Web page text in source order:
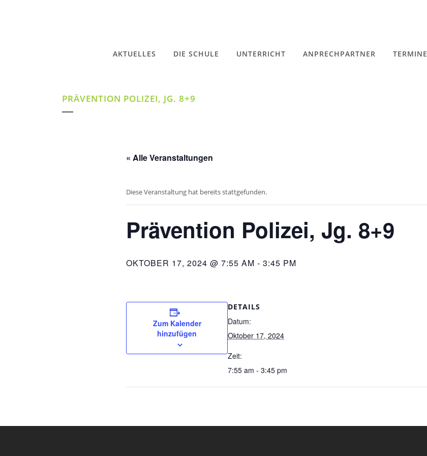
AKTUELLES DIE SCHULE UNTERRICHT ANPRECHPARTNER TERMINE
PRÄVENTION POLIZEI, JG. 8+9
« Alle Veranstaltungen
Diese Veranstaltung hat bereits stattgefunden.
Prävention Polizei, Jg. 8+9
OKTOBER 17, 2024 @ 7:55 AM - 3:45 PM
Zum Kalender
hinzufügen
DETAILS
Datum:
Oktober 17, 2024
Zeit:
7:55 am - 3:45 pm